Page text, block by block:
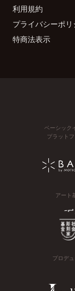
利用規約
プライバシーポリ
特商法表示
ベーシック
プラット
アート
プロデ